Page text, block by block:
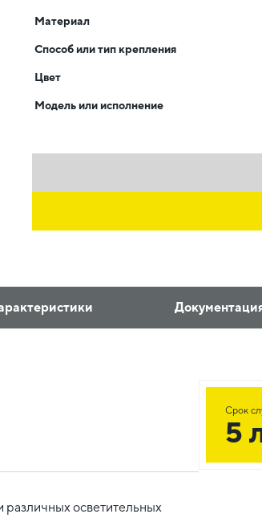
Материал
Способ или тип крепления
Цвет
Модель или исполнение
осветительных
Срок
5